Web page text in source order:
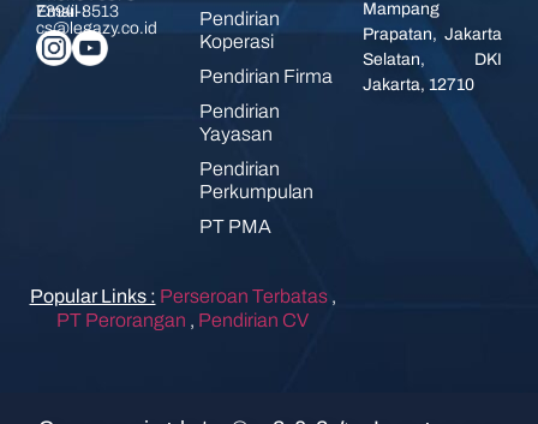
7394-8513
Email :
cs@legazy.co.id
Pendirian
Koperasi
Pendirian Firma
Pendirian
Yayasan
Pendirian
Perkumpulan
PT PMA
Mampang
Prapatan, Jakarta
Selatan, DKI
Jakarta, 12710
Popular Links : Perseroan Terbatas ,
PT Perorangan , Pendirian CV